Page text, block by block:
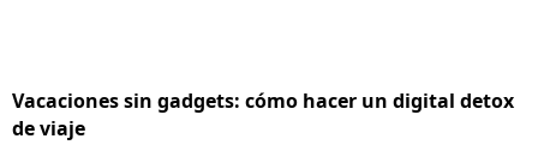
Vacaciones sin gadgets: cómo hacer un digital detox
de viaje